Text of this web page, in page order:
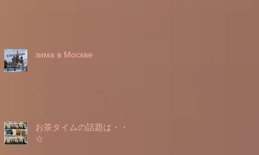
зима в Москве
お茶タイムの話題は・・・
☆